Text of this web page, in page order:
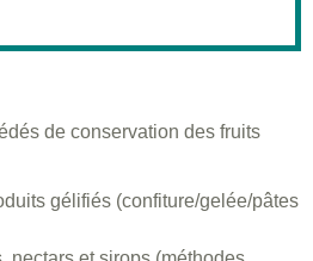
de conservation des fruits
gélifiés (confiture/gelée/pâtes